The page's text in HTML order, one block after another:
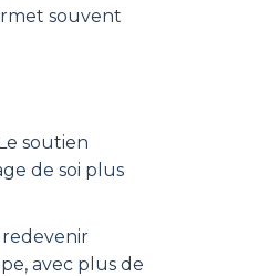
souvent
soutien
de soi plus
redevenir
avec plus de